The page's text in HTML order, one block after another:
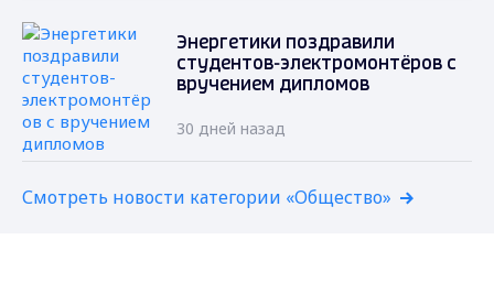
Энергетики поздравили
студентов-электромонтёров с
вручением дипломов
30 дней назад
Смотреть новости категории «Общество»